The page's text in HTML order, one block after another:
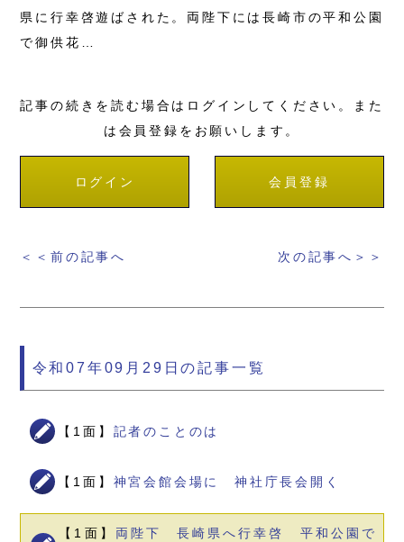
県に行幸啓遊ばされた。両陛下には長崎市の平和公園
で御供花…
記事の続きを読む場合はログインしてください。また
は会員登録をお願いします。
ログイン 会員登録
＜＜前の記事へ 次の記事へ＞＞
令和07年09月29日の記事一覧
【1面】 記者のことのは
【1面】 神宮会館会場に 神社庁長会開く
【1面】 両陛下 長崎県へ行幸啓 平和公園で